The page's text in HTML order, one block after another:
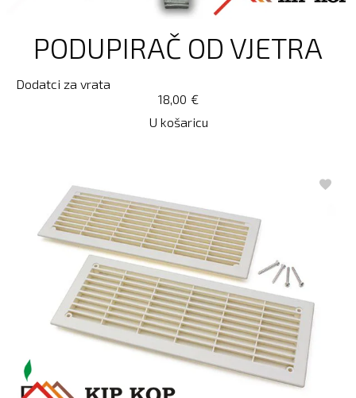
PODUPIRAČ OD VJETRA
Dodatci za vrata
€
18,00
U košaricu